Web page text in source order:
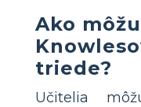
Ako
triede?
Učitelia